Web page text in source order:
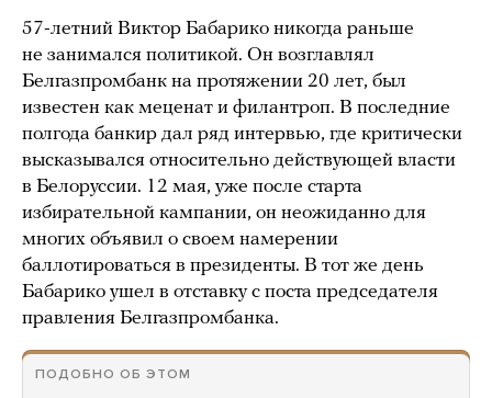
57-летний Виктор Бабарико никогда раньше
не занимался политикой. Он возглавлял
Белгазпромбанк на протяжении 20 лет, был
известен как меценат и филантроп. В последние
полгода банкир дал ряд интервью, где критически
высказывался относительно действующей власти
в Белоруссии. 12 мая, уже после старта
избирательной кампании, он неожиданно для
многих объявил о своем намерении
баллотироваться в президенты. В тот же день
Бабарико ушел в отставку с поста председателя
правления Белгазпромбанка.
ПОДОБНО ОБ ЭТОМ